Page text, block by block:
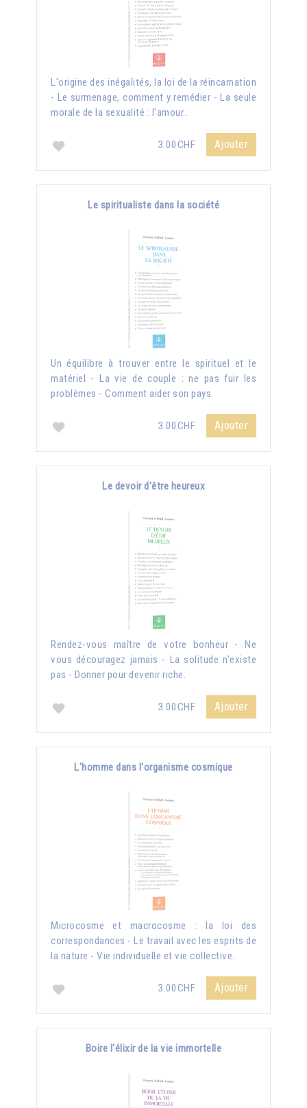
L'origine des inégalités, la loi de la réincarnation
- Le surmenage, comment y remédier - La seule
morale de la sexualité : l'amour..
3.00CHF Ajouter
Le spiritualiste dans la société
Un équilibre à trouver entre le spirituel et le
matériel - La vie de couple : ne pas fuir les
problèmes - Comment aider son pays.
3.00CHF Ajouter
Le devoir d'être heureux
Rendez-vous maître de votre bonheur - Ne
vous découragez jamais - La solitude n'existe
pas - Donner pour devenir riche.
3.00CHF Ajouter
L'homme dans l'organisme cosmique
Microcosme et macrocosme : la loi des
correspondances - Le travail avec les esprits de
la nature - Vie individuelle et vie collective.
3.00CHF Ajouter
Boire l'élixir de la vie immortelle